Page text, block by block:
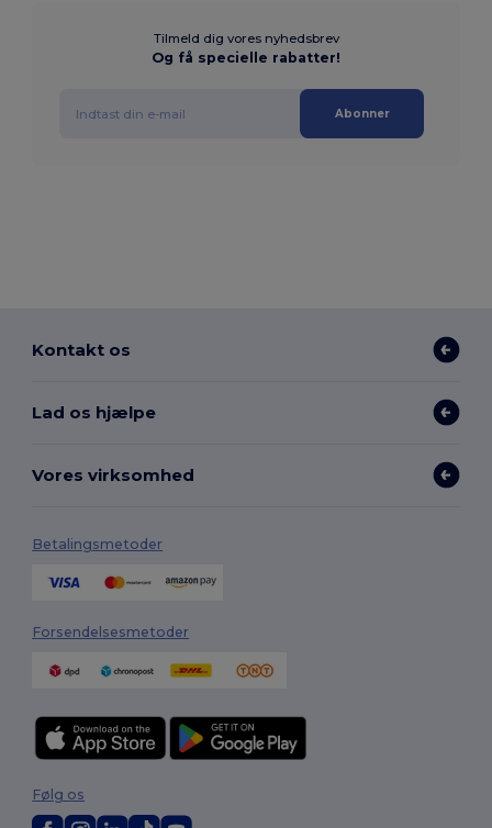
Tilmeld dig vores nyhedsbrev
Og få specielle rabatter!
Abonner
Kontakt os
Lad os hjælpe
Vores virksomhed
Betalingsmetoder
Forsendelsesmetoder
Følg os